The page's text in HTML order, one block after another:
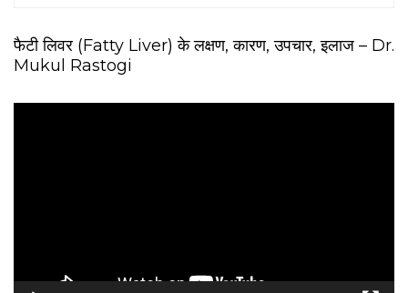
फैटी लिवर (Fatty Liver) के लक्षण, कारण, उपचार, इलाज – Dr.
Mukul Rastogi